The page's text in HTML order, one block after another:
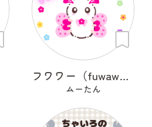
フワワー（fuwawar）
ムーたん